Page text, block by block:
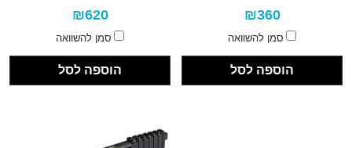
₪360
סמן להשוואה
הוספה לסל
₪620
סמן להשוואה
הוספה לסל